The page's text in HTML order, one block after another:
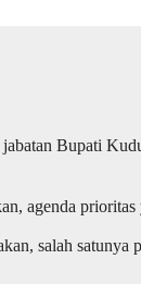
Bupati
agenda
salah